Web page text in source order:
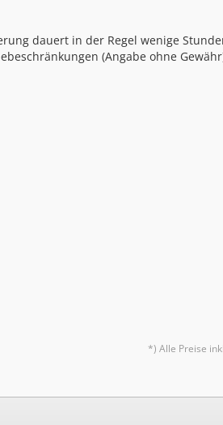
dauert in der Regel wenige
(Angabe ohne
*) Alle Preise